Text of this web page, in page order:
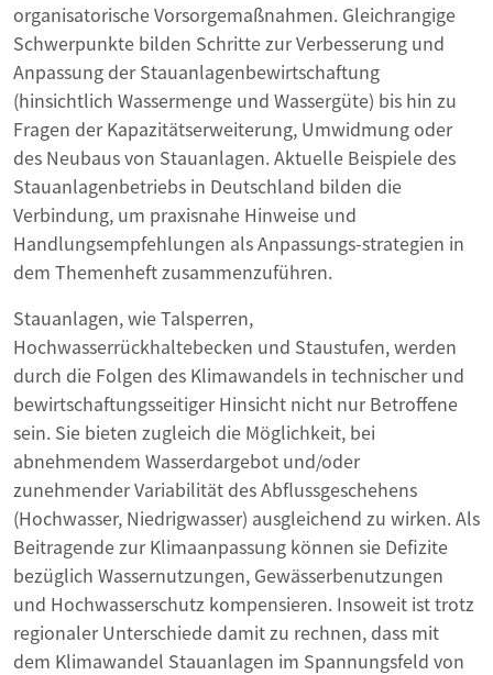
organisatorische Vorsorgemaßnahmen. Gleichrangige
Schwerpunkte bilden Schritte zur Verbesserung und
Anpassung der Stauanlagenbewirtschaftung
(hinsichtlich Wassermenge und Wassergüte) bis hin zu
Fragen der Kapazitätserweiterung, Umwidmung oder
des Neubaus von Stauanlagen. Aktuelle Beispiele des
Stauanlagenbetriebs in Deutschland bilden die
Verbindung, um praxisnahe Hinweise und
Handlungsempfehlungen als Anpassungs-strategien in
dem Themenheft zusammenzuführen.
Stauanlagen, wie Talsperren,
Hochwasserrückhaltebecken und Staustufen, werden
durch die Folgen des Klimawandels in technischer und
bewirtschaftungsseitiger Hinsicht nicht nur Betroffene
sein. Sie bieten zugleich die Möglichkeit, bei
abnehmendem Wasserdargebot und/oder
zunehmender Variabilität des Abflussgeschehens
(Hochwasser, Niedrigwasser) ausgleichend zu wirken. Als
Beitragende zur Klimaanpassung können sie Defizite
bezüglich Wassernutzungen, Gewässerbenutzungen
und Hochwasserschutz kompensieren. Insoweit ist trotz
regionaler Unterschiede damit zu rechnen, dass mit
dem Klimawandel Stauanlagen im Spannungsfeld von